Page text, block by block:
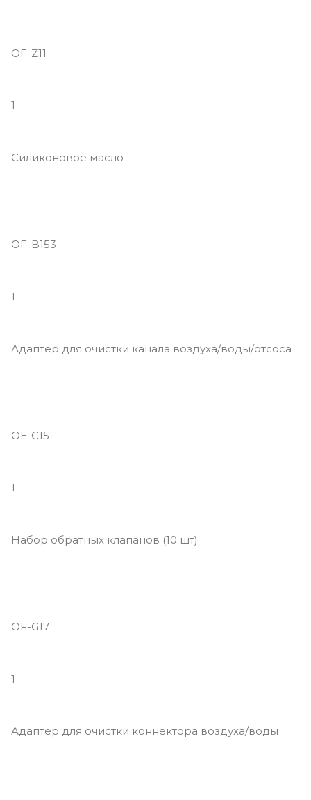
OF-Z11
1
Силиконовое масло
OF-B153
1
Адаптер для очистки канала воздуха/воды/отсоса
OE-C15
1
Набор обратных клапанов (10 шт)
OF-G17
1
Адаптер для очистки коннектора воздуха/воды